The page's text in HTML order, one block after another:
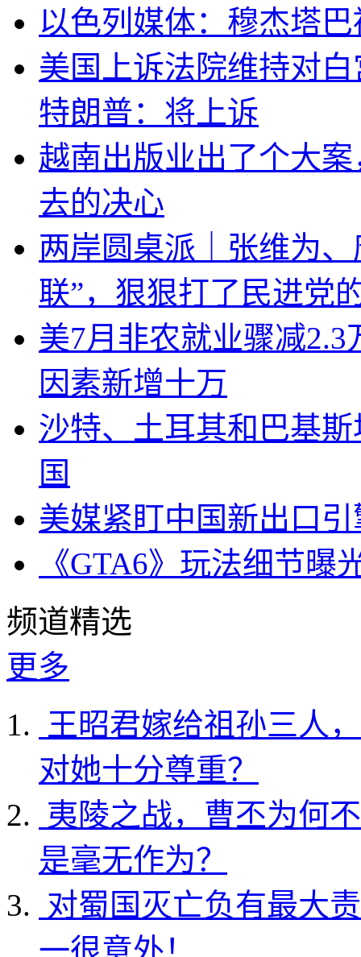
以色列媒体：穆杰塔
美国上诉法院维持对
特朗普：将上诉
越南出版业出了个大
去的决心
两岸圆桌派｜张维为
联”，狠狠打了民进党
美7月非农就业骤减
因素新增十万
沙特、土耳其和巴基
国
美媒紧盯中国新出口
《GTA6》玩法细节
频道精选
更多
王昭君嫁给祖孙三人
对她十分尊重？
夷陵之战，曹丕为何
是毫无作为？
对蜀国灭亡负有最大
一很意外！